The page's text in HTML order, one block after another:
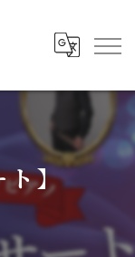
ト】